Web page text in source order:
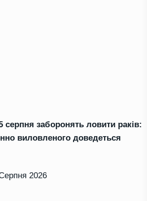
серпня заборонять ловити раків:
виловленого доведеться
2026